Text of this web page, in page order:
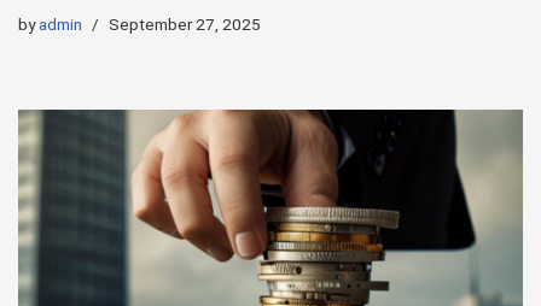
byadmin September 27, 2025